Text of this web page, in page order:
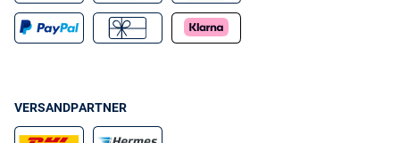
VERSANDPARTNER